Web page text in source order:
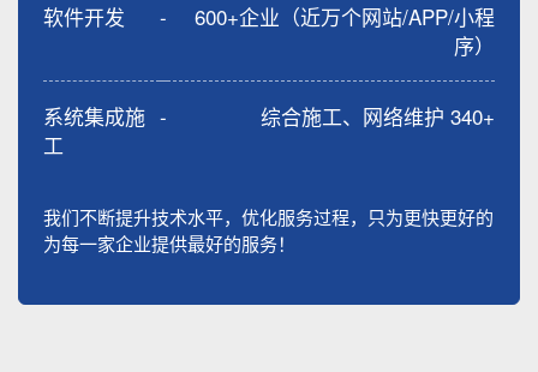
软件开发 -
600+企业（近万个网站/APP/小程
序）
系统集成施
工
- 综合施工、网络维护 340+
我们不断提升技术水平，优化服务过程，只为更快更好的
为每一家企业提供最好的服务！